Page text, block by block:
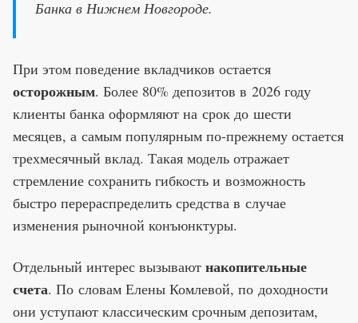
Банка в Нижнем Новгороде.
При этом поведение вкладчиков остается
осторожным. Более 80% депозитов в 2026 году
клиенты банка оформляют на срок до шести
месяцев, а самым популярным по-прежнему остается
трехмесячный вклад. Такая модель отражает
стремление сохранить гибкость и возможность
быстро перераспределить средства в случае
изменения рыночной конъюнктуры.
Отдельный интерес вызывают накопительные
счета. По словам Елены Комлевой, по доходности
они уступают классическим срочным депозитам,